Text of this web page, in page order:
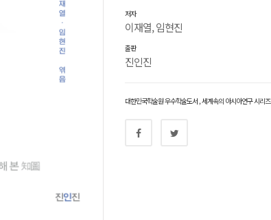
저자
이재열, 임현진
출판
진인진
대한민국학술원 우수학술도서,세계속의 아시아연구 시리즈